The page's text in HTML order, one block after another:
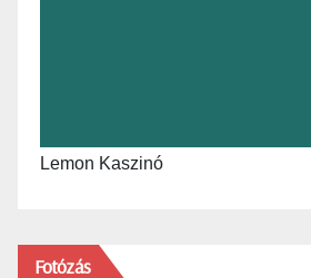
Lemon Kaszinó
Fotózás